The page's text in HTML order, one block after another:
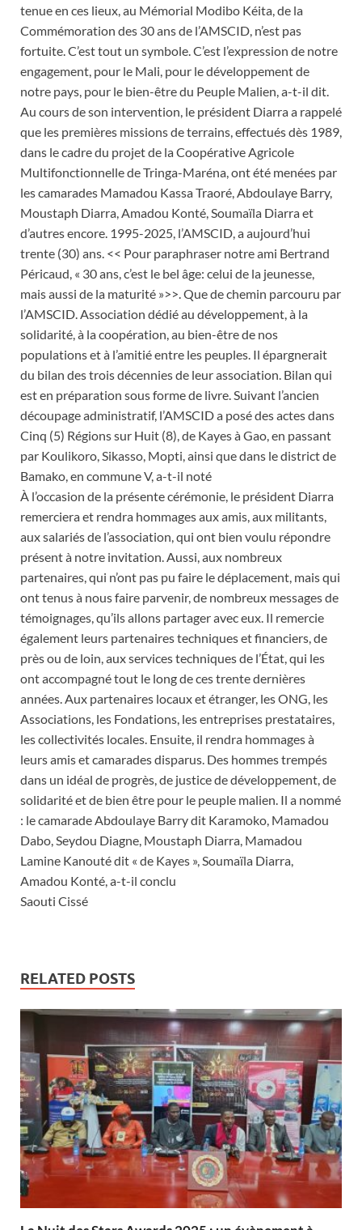
tenue en ces lieux, au Mémorial Modibo Kéita, de la
Commémoration des 30 ans de l’AMSCID, n’est pas
fortuite. C’est tout un symbole. C’est l’expression de notre
engagement, pour le Mali, pour le développement de
notre pays, pour le bien-être du Peuple Malien, a-t-il dit.
Au cours de son intervention, le président Diarra a rappelé
que les premières missions de terrains, effectués dès 1989,
dans le cadre du projet de la Coopérative Agricole
Multifonctionnelle de Tringa-Maréna, ont été menées par
les camarades Mamadou Kassa Traoré, Abdoulaye Barry,
Moustaph Diarra, Amadou Konté, Soumaïla Diarra et
d’autres encore. 1995-2025, l’AMSCID, a aujourd’hui
trente (30) ans. << Pour paraphraser notre ami Bertrand
Péricaud, « 30 ans, c’est le bel âge: celui de la jeunesse,
mais aussi de la maturité »>>. Que de chemin parcouru par
l’AMSCID. Association dédié au développement, à la
solidarité, à la coopération, au bien-être de nos
populations et à l’amitié entre les peuples. Il épargnerait
du bilan des trois décennies de leur association. Bilan qui
est en préparation sous forme de livre. Suivant l’ancien
découpage administratif, l’AMSCID a posé des actes dans
Cinq (5) Régions sur Huit (8), de Kayes à Gao, en passant
par Koulikoro, Sikasso, Mopti, ainsi que dans le district de
Bamako, en commune V, a-t-il noté
À l’occasion de la présente cérémonie, le président Diarra
remerciera et rendra hommages aux amis, aux militants,
aux salariés de l’association, qui ont bien voulu répondre
présent à notre invitation. Aussi, aux nombreux
partenaires, qui n’ont pas pu faire le déplacement, mais qui
ont tenus à nous faire parvenir, de nombreux messages de
témoignages, qu’ils allons partager avec eux. Il remercie
également leurs partenaires techniques et financiers, de
près ou de loin, aux services techniques de l’État, qui les
ont accompagné tout le long de ces trente dernières
années. Aux partenaires locaux et étranger, les ONG, les
Associations, les Fondations, les entreprises prestataires,
les collectivités locales. Ensuite, il rendra hommages à
leurs amis et camarades disparus. Des hommes trempés
dans un idéal de progrès, de justice de développement, de
solidarité et de bien être pour le peuple malien. Il a nommé
: le camarade Abdoulaye Barry dit Karamoko, Mamadou
Dabo, Seydou Diagne, Moustaph Diarra, Mamadou
Lamine Kanouté dit « de Kayes », Soumaïla Diarra,
Amadou Konté, a-t-il conclu
Saouti Cissé
RELATED POSTS